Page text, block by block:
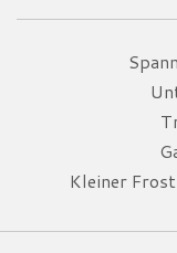
Kleiner